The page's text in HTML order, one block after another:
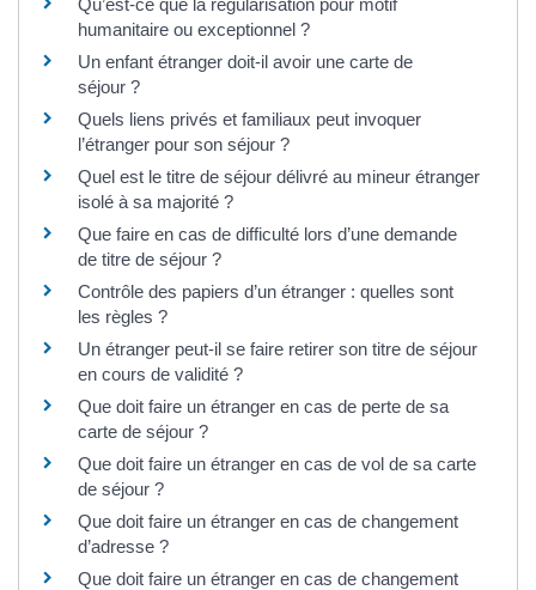
humanitaire ou exceptionnel ?
Un enfant étranger doit-il avoir une carte de
séjour ?
Quels liens privés et familiaux peut invoquer
l’étranger pour son séjour ?
Quel est le titre de séjour délivré au mineur étranger
isolé à sa majorité ?
Que faire en cas de difficulté lors d’une demande
de titre de séjour ?
Contrôle des papiers d’un étranger : quelles sont
les règles ?
Un étranger peut-il se faire retirer son titre de séjour
en cours de validité ?
Que doit faire un étranger en cas de perte de sa
carte de séjour ?
Que doit faire un étranger en cas de vol de sa carte
de séjour ?
Que doit faire un étranger en cas de changement
d’adresse ?
Que doit faire un étranger en cas de changement